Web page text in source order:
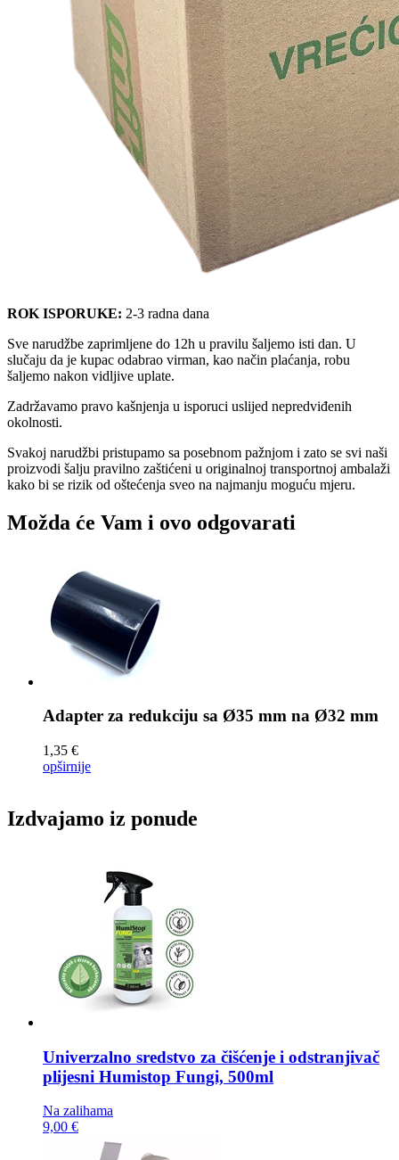
ROK ISPORUKE: 2-3 radna dana
Sve narudžbe zaprimljene do 12h u pravilu šaljemo isti dan. U
slučaju da je kupac odabrao virman, kao način plaćanja, robu
šaljemo nakon vidljive uplate.
Zadržavamo pravo kašnjenja u isporuci uslijed nepredviđenih
okolnosti.
Svakoj narudžbi pristupamo sa posebnom pažnjom i zato se svi naši
proizvodi šalju pravilno zaštićeni u originalnoj transportnoj ambalaži
kako bi se rizik od oštećenja sveo na najmanju moguću mjeru.
Možda će Vam i ovo odgovarati
Adapter za redukciju sa Ø35 mm na Ø32 mm
1,35 €
opširnije
Izdvajamo iz ponude
Univerzalno sredstvo za čišćenje i odstranjivač
plijesni Humistop Fungi, 500ml
Na zalihama
9,00 €